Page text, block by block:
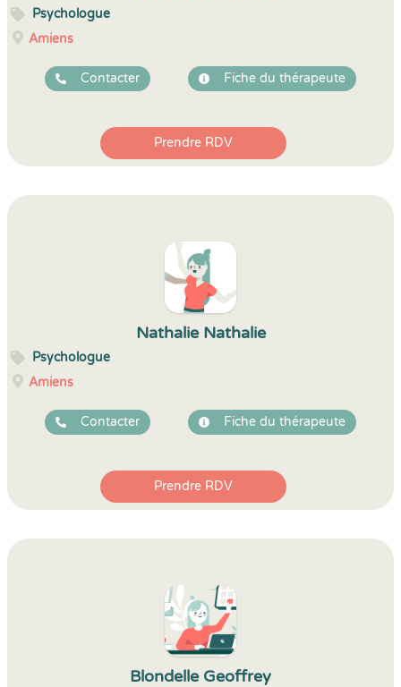
Psychologue
Amiens
Contacter Fiche du thérapeute
Prendre RDV
Nathalie Nathalie
Psychologue
Amiens
Contacter Fiche du thérapeute
Prendre RDV
Blondelle Geoffrey